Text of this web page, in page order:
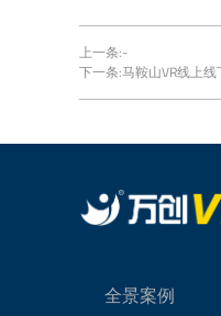
上一条:-
下一条:马鞍山VR线上
全景案例